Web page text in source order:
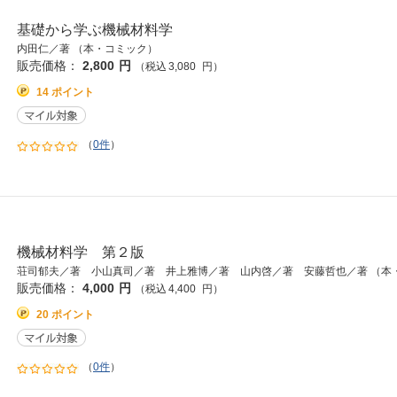
基礎から学ぶ機械材料学
内田仁／著 （本・コミック）
販売価格： 2,800 円 （税込 3,080 円 ）
14 ポイント
（0件）
機械材料学 第２版
荘司郁夫／著 小山真司／著 井上雅博／著 山内啓／著 安藤哲也／著 （本・
販売価格： 4,000 円 （税込 4,400 円 ）
20 ポイント
（0件）